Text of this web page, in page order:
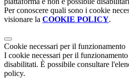
Per conoscere quali sono i cookie
visionare la COOKIE POLICY.
Cookie necessari per il funzionamento
I cookie necessari per il funzionamento
disabilitati. È possibile consultare
policy.